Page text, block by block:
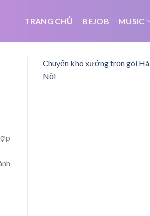
TRANG CHỦ BEJOB MUSIC
Chuyển kho xưởng trọn gói Hà
Nội